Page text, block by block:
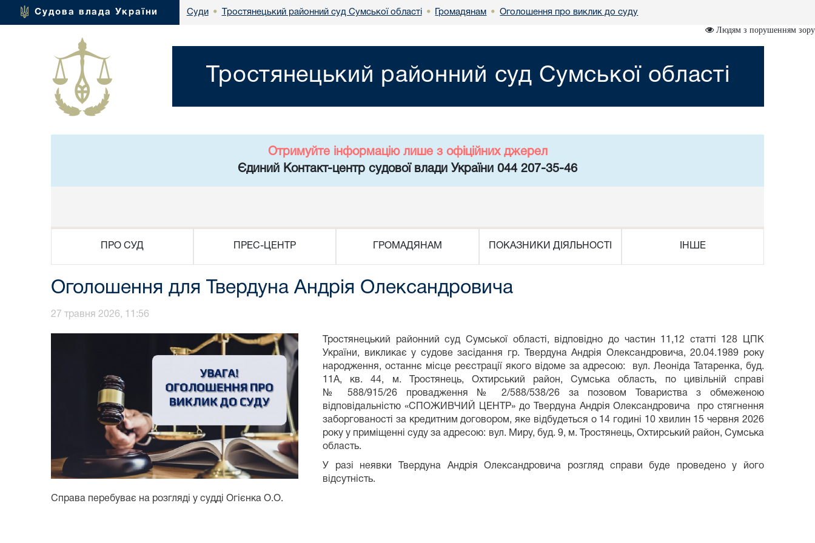
Судова влада України Суди • Тростянецький районний суд Сумської області • Громадянам • Оголошення про виклик до суду
Людям з порушенням зору
Тростянецький районний суд Сумської області
Отримуйте інформацію лише з офіційних джерел
Єдиний Контакт-центр судової влади України 044 207-35-46
ПРО СУД ПРЕС-ЦЕНТР ГРОМАДЯНАМ ПОКАЗНИКИ ДІЯЛЬНОСТІ ІНШЕ
Оголошення для Твердуна Андрія Олександровича
27 травня 2026, 11:56
Тростянецький районний суд Сумської області, відповідно до частин 11,12 статті 128 ЦПК
України, викликає у судове засідання гр. Твердуна Андрія Олександровича, 20.04.1989 року
народження, останнє місце реєстрації якого відоме за адресою: вул. Леоніда Татаренка, буд.
11А, кв. 44, м. Тростянець, Охтирський район, Сумська область, по цивільній справі
№ 588/915/26 провадження № 2/588/538/26 за позовом Товариства з обмеженою
відповідальністю «СПОЖИВЧИЙ ЦЕНТР» до Твердуна Андрія Олександровича про стягнення
заборгованості за кредитним договором, яке відбудеться о 14 годині 10 хвилин 15 червня 2026
року у приміщенні суду за адресою: вул. Миру, буд. 9, м. Тростянець, Охтирський район, Сумська
область.
У разі неявки Твердуна Андрія Олександровича розгляд справи буде проведено у його
відсутність.
Справа перебуває на розгляді у судді Огієнка О.О.